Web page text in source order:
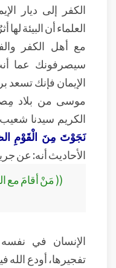
الكفر إلى ديار
العلماء أن البيئة
مع أهل الكفر
سيصرفونك عما
الإيمان فإنك تسعد
موسى من بلاد
الكريم سيدنا
نَجَوْتَ مِنَ الْقَوْمِ
الأحاديث أنه: عن
(( مَنْ أقامَ مع
الإنسان في
تفجيرها، أودع الله